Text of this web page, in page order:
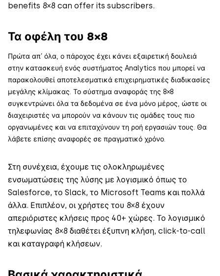
benefits 8×8 can offer its subscribers.
Τα οφέλη του 8×8
Πρώτα απ’ όλα, ο πάροχος έχει κάνει εξαιρετική δουλειά
στην κατασκευή ενός συστήματος Analytics που μπορεί να
παρακολουθεί αποτελεσματικά επιχειρηματικές διαδικασίες
μεγάλης κλίμακας. Το σύστημα αναφοράς της 8×8
συγκεντρώνει όλα τα δεδομένα σε ένα μόνο μέρος, ώστε οι
διαχειριστές να μπορούν να κάνουν τις ομάδες τους πιο
οργανωμένες και να επιταχύνουν τη ροή εργασιών τους. Θα
λάβετε επίσης αναφορές σε πραγματικό χρόνο.
Στη συνέχεια, έχουμε τις ολοκληρωμένες
ενσωματώσεις της λύσης με λογισμικό όπως το
Salesforce, το Slack, το Microsoft Teams και πολλά
άλλα. Επιπλέον, οι χρήστες του 8×8 έχουν
απεριόριστες κλήσεις προς 40+ χώρες. Το λογισμικό
τηλεφωνίας 8×8 διαθέτει έξυπνη κλήση, click-to-call
και καταγραφή κλήσεων.